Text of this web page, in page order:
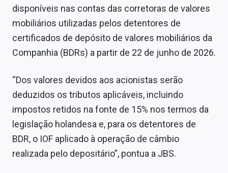
disponíveis nas contas das corretoras de valores
mobiliários utilizadas pelos detentores de
certificados de depósito de valores mobiliários da
Companhia (BDRs) a partir de 22 de junho de 2026.
“Dos valores devidos aos acionistas serão
deduzidos os tributos aplicáveis, incluindo
impostos retidos na fonte de 15% nos termos da
legislação holandesa e, para os detentores de
BDR, o IOF aplicado à operação de câmbio
realizada pelo depositário”, pontua a JBS.